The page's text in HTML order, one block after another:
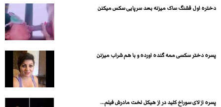
دختره اول قشنگ ساک میزنه بعد سرپایی سکس میکنن
پسره دختر سکسی ممه گنده اورده و با هم شراب میزنن
پسره از لای سوراخ کلید در از هیکل لخت مادرش فیلم...